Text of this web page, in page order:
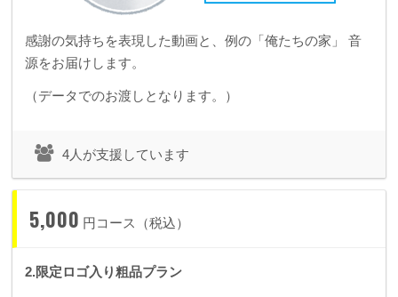
感謝の気持ちを表現した動画と、例の「俺たちの家」 音
源をお届けします。
（データでのお渡しとなります。）
4人が支援しています
5,000 円コース（税込）
2.限定ロゴ入り粗品プラン